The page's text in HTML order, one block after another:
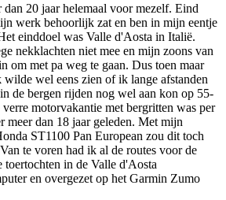
20 jaar helemaal voor mezelf. Eind
werk behoorlijk zat en ben in mijn eentje
einddoel was Valle d'Aosta in Italië.
nekklachten niet mee en mijn zoons van
om met pa weg te gaan. Dus toen maar
wilde wel eens zien of ik lange afstanden
de bergen rijden nog wel aan kon op 55-
motorvakantie met bergritten was per
meer dan 18 jaar geleden. Met mijn
ST1100 Pan European zou dit toch
te voren had ik al de routes voor de
toertochten in de Valle d'Aosta
en overgezet op het Garmin Zumo